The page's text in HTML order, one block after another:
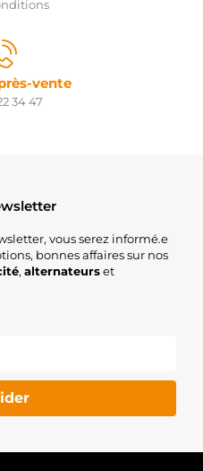
vente
34 47
vous serez informé.e
bonnes affaires sur nos
, alternateurset